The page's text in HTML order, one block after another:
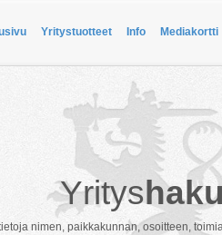
Yritystuotteet Info Mediakortti
Yritys
nimen, paikkakunnan, osoitteen,